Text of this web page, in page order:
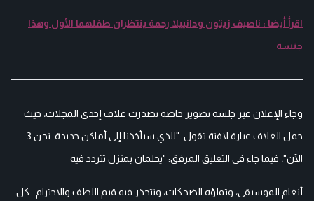
اقرأ أيضا : ناصيف زيتون ودانييلا رحمة ينتظران طفلهما الأول وهذا
جنسه
وجاء الإعلان عبر جلسة تصوير خاصة تصدرت غلاف إحدى المجلات، حيث
حمل الغلاف عبارة لافتة تقول: "للذي سيأخذنا إلى أماكن جديدة: نحن 3
الآن"، فيما جاء في التعليق المرفق: "يحلمان بمنزل تتردد فيه
أنغام الموسيقى، وتملؤه الضحكات، وتتجذر فيه قيم اللطف والاحترام.. كل